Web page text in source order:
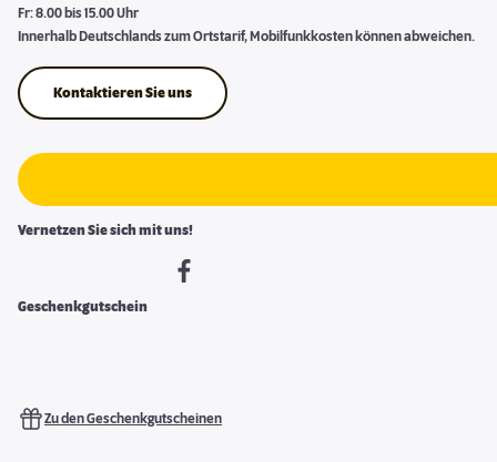
Fr: 8.00 bis 15.00 Uhr
Innerhalb Deutschlands zum Ortstarif, Mobilfunkkosten können abweichen.
Kontaktieren Sie uns
Vernetzen Sie sich mit uns!
Geschenkgutschein
Zu den Geschenkgutscheinen